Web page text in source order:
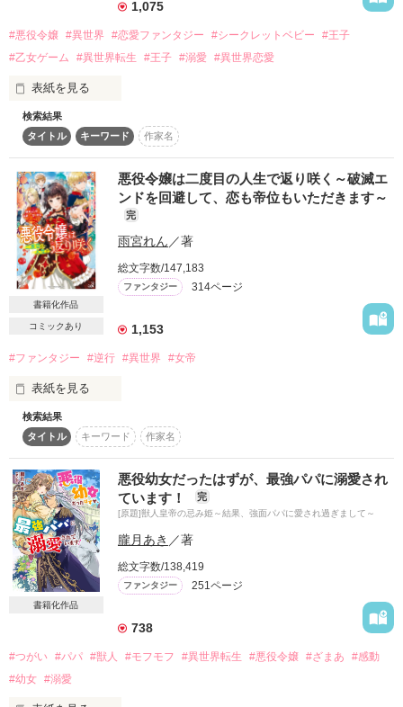
実はアメリアの「最推し」は攻略対象キャラではなく
る！
転生バンザイ！！！」
アメリアはさっさとエリオットと婚約破棄してミッシェルを全
力で見守り、
彼女のハッピーエンドを見届けることを決意！
お互いに面倒ごとから逃れるため、
エリオットとは形だけの「偽装婚約」を取り付けるが…？
アメリアを嫌っているはずのエリオットはなぜか甘く迫ってき
て
ついに独占欲が爆発!?
「悪いが、俺はお前をお飾りの妃にするつもりはない」
私はただの女除けのはずでは…？
腹黒なドS王子のまさかの溺愛攻めモード突入で、
＊＊＊＊＊＊＊＊＊
推し♀の幸せを願う無自覚愛され悪役令嬢
×
「攻め」の溺愛スイッチが入った俺様王子
1,075
#悪役令嬢 #異世界 #恋愛ファンタジー #シークレットベビー
#王子
#乙女ゲーム
#異世界転生 #王子 #溺愛 #異世界恋愛
表紙を見る
ーーーーーーーーーーーーーーーーーーーーーーーー
『どうせ断罪されるならと王子と一夜を過ごした悪役令嬢が、
愛され双子ママになりました』
マカロン文庫より発売中。
大幅改稿し、SSも書き下ろしたので
より楽しんでいただけると思います♡
ーーーーーーーーーーーーーーーーーーーーーーーー
「殿下、あなたはただ気持ちよくなっていればよいのです」
断罪日の前日、ゲームのシナリオ通りメリアンは婚約者である
にある彼の部屋へと呼び出されていた。
悪役令嬢の恋なんて、報われることはない。
それならばと、メリアンは王子を押し倒した。
ーーあれから六年、メリアンは、あの日に王子との間に出来た
双子を密かに産み、可愛い子供たちと幸せに暮らしていた。
しかしそんな穏やかな生活は、突如して終わってしまう。
作品を読む
検索結果
タイトル
キーワード 作家名
書籍化作品
コミックあり
悪役令嬢は二度目の人生で返り咲く～破滅エ
ンドを回避して、恋も帝位もいただきます～
完
雨宮れん ／著
総文字数/147,183
ファンタジー 314ページ
1,153
#ファンタジー #逆行 #異世界 #女帝
表紙を見る
「皇妃を殺せ！」
「レオンティーナを殺せ！」
首に当てられる刃の感触。
帝国史上最悪の皇妃として死を実感したその次の瞬間。
レオンティーナは八歳の誕生日の朝に戻っていることに気づ
く。
――なぜ、私は子供時代に戻っているの？
冷えきった家庭で育ち、両親の愛を知らずに育ったレオンティ
えられた牢内で世話をしてくれたソニアだけだった。
検索結果
タイトル
キーワード 作家名
書籍化作品
悪役幼女だったはずが、最強パパに溺愛され
ています！
完
[原題]獣人皇帝の忌み姫～結果、強面パパに愛され過ぎまして～
朧月あき ／著
総文字数/138,419
ファンタジー 251ページ
738
#つがい #パパ #獣人 #モフモフ #異世界転生 #悪役令嬢 #ざまあ
#感動
#幼女 #溺愛